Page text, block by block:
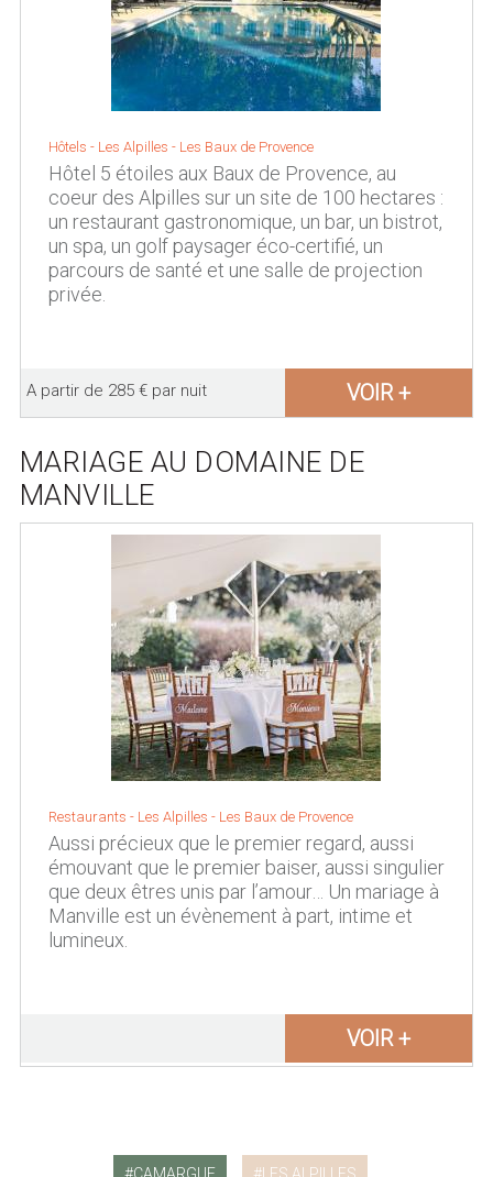
Hôtels - Les Alpilles - Les Baux de Provence
Hôtel 5 étoiles aux Baux de Provence, au
coeur des Alpilles sur un site de 100 hectares :
un restaurant gastronomique, un bar, un bistrot,
un spa, un golf paysager éco-certifié, un
parcours de santé et une salle de projection
privée.
A partir de 285 € par nuit VOIR +
MARIAGE AU DOMAINE DE
MANVILLE
Restaurants - Les Alpilles - Les Baux de Provence
Aussi précieux que le premier regard, aussi
émouvant que le premier baiser, aussi singulier
que deux êtres unis par l’amour… Un mariage à
Manville est un évènement à part, intime et
lumineux.
VOIR +